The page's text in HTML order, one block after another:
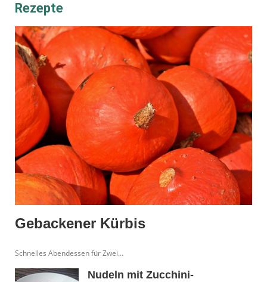
Rezepte
Gebackener Kürbis
Schnelles Abendessen für Zwei...
Nudeln mit Zucchini-